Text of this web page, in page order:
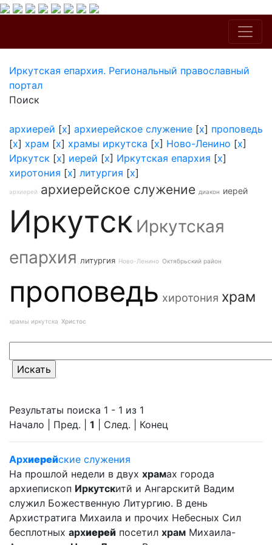
Иркутская епархия. Региональный православный
портал
Поиск
архиерей [x] архиерейское служение [x] проповедь
[x] храм [x] храмы иркутска [x] Ново-Ленино [x]
Иркутск [x] иерей [x] Иркутская епархия [x]
хиротония [x] литургия [x]
архиерей архиерейское служение диакон иерей
Иркутск Иркутская
епархия литургия Ново-Ленино Октябрьский район
проповедь хиротония храм
храмы иркутска Христос
Результаты поиска 1 - 1 из 1
Начало | Пред. | 1 | След. | Конец
Архиерейские служения
На прошлой недели в двух храмах города
архиепископ Иркутскитй и Ангарскитй Вадим
служил Божественную Литургию. В день
Архистратига Михаила и прочих Небесных Сил
бесплотных архиерей посетил храм Михаила-